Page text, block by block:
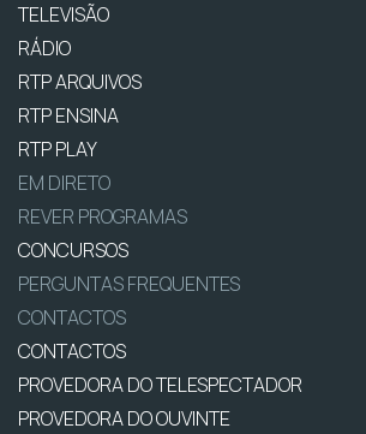
TELEVISÃO
RÁDIO
RTP ARQUIVOS
RTP ENSINA
RTP PLAY
EM DIRETO
REVER PROGRAMAS
CONCURSOS
PERGUNTAS FREQUENTES
CONTACTOS
CONTACTOS
PROVEDORA DO TELESPECTADOR
PROVEDORA DO OUVINTE